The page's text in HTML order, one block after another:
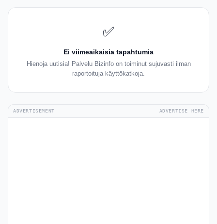
✅
Ei viimeaikaisia tapahtumia
Hienoja uutisia! Palvelu Bizinfo on toiminut sujuvasti ilman
raportoituja käyttökatkoja.
ADVERTISEMENT ADVERTISE HERE